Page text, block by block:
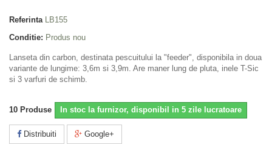
Referinta
LB155
Conditie: Produs nou
Lanseta din carbon, destinata pescuitului la "feeder", disponibila in doua
variante de lungime: 3,6m si 3,9m. Are maner lung de pluta, inele T-Sic
si 3 varfuri de schimb.
10 Produse In stoc la furnizor, disponibil in 5 zile lucratoare
Distribuiti Google+